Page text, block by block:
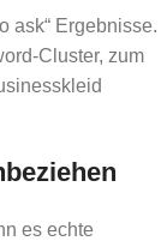
ask“ Ergebnisse.
Cluster, zum
es echte